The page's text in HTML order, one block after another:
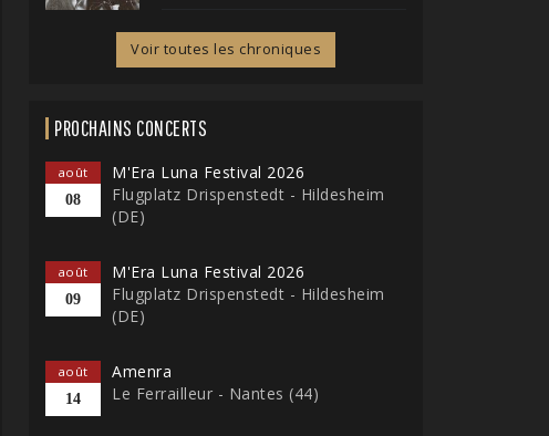
Voir toutes les chroniques
PROCHAINS CONCERTS
août
08
M'Era Luna Festival 2026
Flugplatz Drispenstedt - Hildesheim
(DE)
août
09
M'Era Luna Festival 2026
Flugplatz Drispenstedt - Hildesheim
(DE)
août
14
Amenra
Le Ferrailleur - Nantes (44)